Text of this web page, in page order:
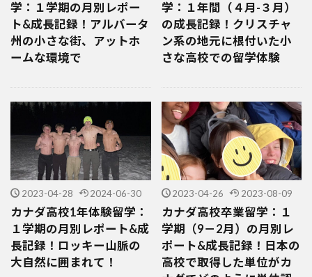
学：１学期の月別レポー
ト&成長記録！アルバータ
州の小さな街、アットホ
ームな環境で
学：１年間（４月-３月）
の成長記録！クリスチャ
ン系の地元に根付いた小
さな高校での留学体験
2023-04-28 2024-06-30
カナダ高校1年体験留学：
１学期の月別レポート&成
長記録！ロッキー山脈の
大自然に囲まれて！
2023-04-26 2023-08-09
カナダ高校卒業留学：１
学期（9－2月）の月別レ
ポート&成長記録！日本の
高校で取得した単位がカ